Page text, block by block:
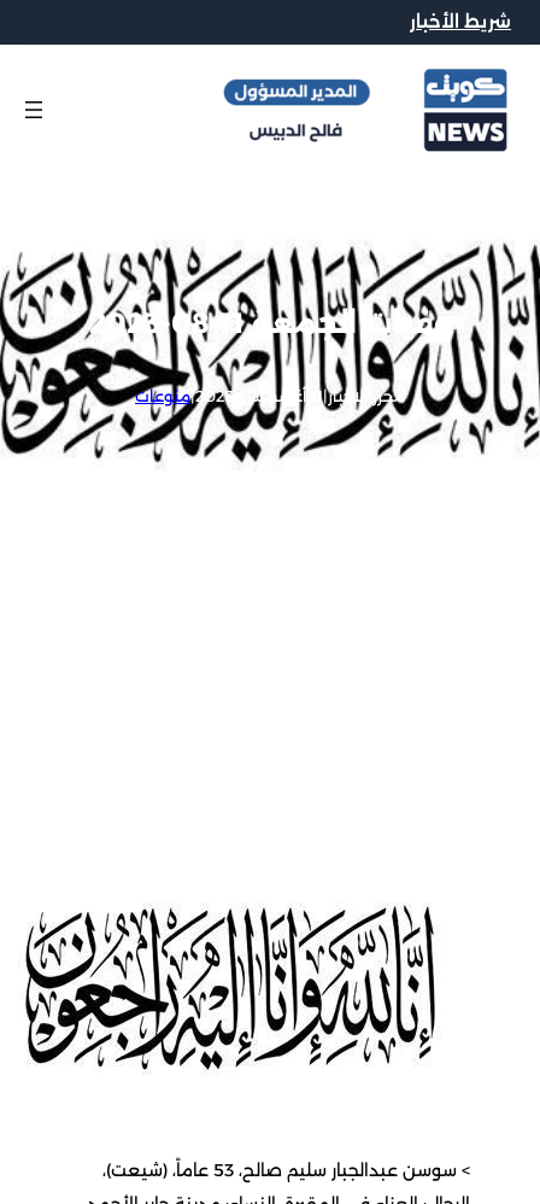
شريط الأخبار
وفيات الجمعة 11-08-2023
محرر الاخبار|11 أغسطس, 2023 |منوعات
> سوسن عبدالجبار سليم صالح، 53 عاماً، (شيعت)،